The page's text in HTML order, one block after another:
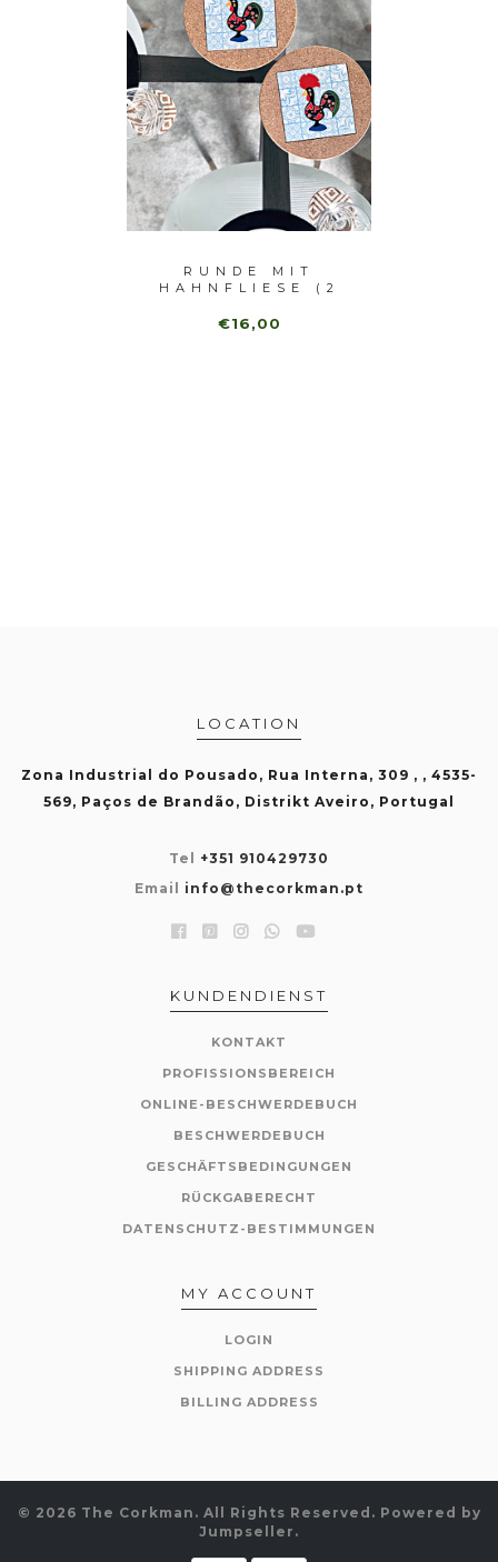
RUNDE MIT
HAHNFLIESE (2
€16,00
LOCATION
Zona Industrial do Pousado, Rua Interna, 309 , , 4535-
569, Paços de Brandão, Distrikt Aveiro, Portugal
Tel +351 910429730
Email info@thecorkman.pt
KUNDENDIENST
KONTAKT
PROFISSIONSBEREICH
ONLINE-BESCHWERDEBUCH
BESCHWERDEBUCH
GESCHÄFTSBEDINGUNGEN
RÜCKGABERECHT
DATENSCHUTZ-BESTIMMUNGEN
MY ACCOUNT
LOGIN
SHIPPING ADDRESS
BILLING ADDRESS
© 2026 The Corkman. All Rights Reserved. Powered by
Jumpseller .